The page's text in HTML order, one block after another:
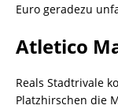
Euro geradezu
Atletico
Reals Stadtrivale
Platzhirschen die